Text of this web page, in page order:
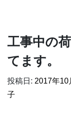
工事中の
てます。
投稿日: 2017年10
子